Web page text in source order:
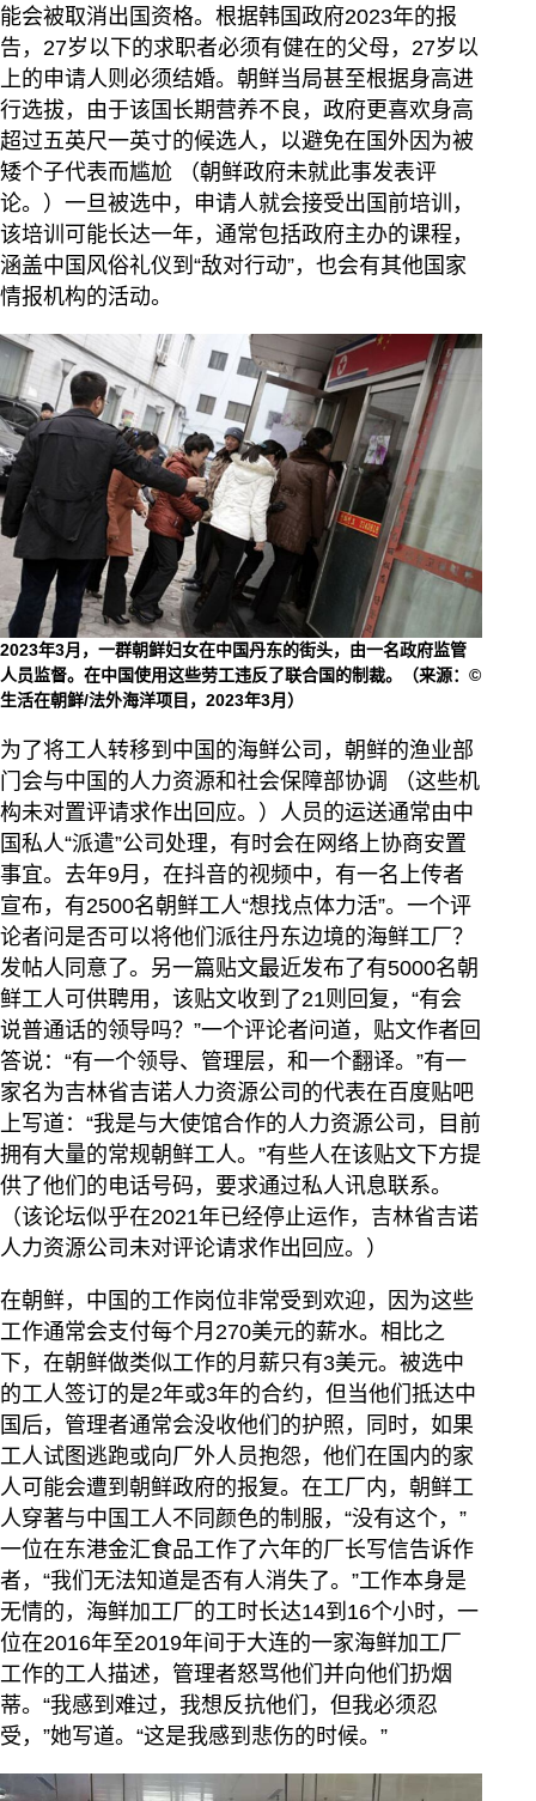
能会被取消出国资格。根据韩国政府2023年的报
告，27岁以下的求职者必须有健在的父母，27岁以
上的申请人则必须结婚。朝鲜当局甚至根据身高进
行选拔，由于该国长期营养不良，政府更喜欢身高
超过五英尺一英寸的候选人，以避免在国外因为被
矮个子代表而尴尬 （朝鲜政府未就此事发表评
论。）一旦被选中，申请人就会接受出国前培训，
该培训可能长达一年，通常包括政府主办的课程，
涵盖中国风俗礼仪到“敌对行动”，也会有其他国家
情报机构的活动。
2023年3月，一群朝鲜妇女在中国丹东的街头，由一名政府监管
人员监督。在中国使用这些劳工违反了联合国的制裁。（来源：©
生活在朝鲜/法外海洋项目，2023年3月）
为了将工人转移到中国的海鲜公司，朝鲜的渔业部
门会与中国的人力资源和社会保障部协调 （这些机
构未对置评请求作出回应。）人员的运送通常由中
国私人“派遣”公司处理，有时会在网络上协商安置
事宜。去年9月，在抖音的视频中，有一名上传者
宣布，有2500名朝鲜工人“想找点体力活”。一个评
论者问是否可以将他们派往丹东边境的海鲜工厂？
发帖人同意了。另一篇贴文最近发布了有5000名朝
鲜工人可供聘用，该贴文收到了21则回复，“有会
说普通话的领导吗？”一个评论者问道，贴文作者回
答说：“有一个领导、管理层，和一个翻译。”有一
家名为吉林省吉诺人力资源公司的代表在百度贴吧
上写道：“我是与大使馆合作的人力资源公司，目前
拥有大量的常规朝鲜工人。”有些人在该贴文下方提
供了他们的电话号码，要求通过私人讯息联系。
（该论坛似乎在2021年已经停止运作，吉林省吉诺
人力资源公司未对评论请求作出回应。）
在朝鲜，中国的工作岗位非常受到欢迎，因为这些
工作通常会支付每个月270美元的薪水。相比之
下，在朝鲜做类似工作的月薪只有3美元。被选中
的工人签订的是2年或3年的合约，但当他们抵达中
国后，管理者通常会没收他们的护照，同时，如果
工人试图逃跑或向厂外人员抱怨，他们在国内的家
人可能会遭到朝鲜政府的报复。在工厂内，朝鲜工
人穿著与中国工人不同颜色的制服，“没有这个，”
一位在东港金汇食品工作了六年的厂长写信告诉作
者，“我们无法知道是否有人消失了。”工作本身是
无情的，海鲜加工厂的工时长达14到16个小时，一
位在2016年至2019年间于大连的一家海鲜加工厂
工作的工人描述，管理者怒骂他们并向他们扔烟
蒂。“我感到难过，我想反抗他们，但我必须忍
受，”她写道。“这是我感到悲伤的时候。”